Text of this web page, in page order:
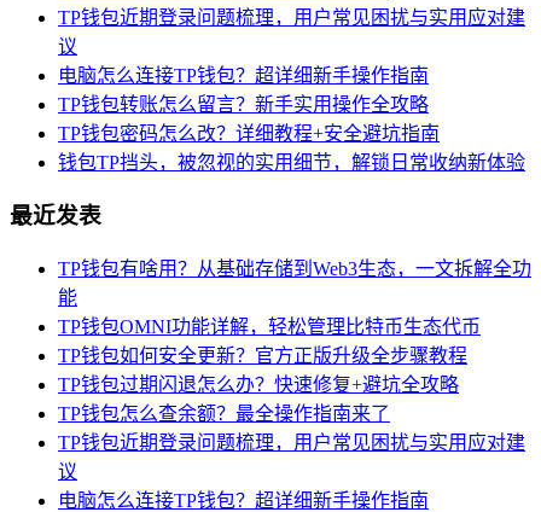
TP钱包近期登录问题梳理，用户常见困扰与实用应对建
议
电脑怎么连接TP钱包？超详细新手操作指南
TP钱包转账怎么留言？新手实用操作全攻略
TP钱包密码怎么改？详细教程+安全避坑指南
钱包TP挡头，被忽视的实用细节，解锁日常收纳新体验
最近发表
TP钱包有啥用？从基础存储到Web3生态，一文拆解全功
能
TP钱包OMNI功能详解，轻松管理比特币生态代币
TP钱包如何安全更新？官方正版升级全步骤教程
TP钱包过期闪退怎么办？快速修复+避坑全攻略
TP钱包怎么查余额？最全操作指南来了
TP钱包近期登录问题梳理，用户常见困扰与实用应对建
议
电脑怎么连接TP钱包？超详细新手操作指南